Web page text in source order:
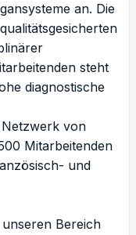
an. Die
steht
diagnostische
Netzwerk von
Mitarbeitenden
und
Bereich